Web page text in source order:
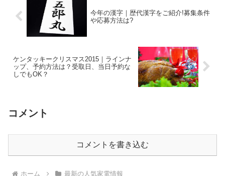
今年の漢字｜歴代漢字をご紹介!募集条件
や応募方法は?
ケンタッキークリスマス2015｜ラインナ
ップ、予約方法は？受取日、当日予約な
しでもOK？
コメント
コメントを書き込む
ホーム 最新の人気家電情報